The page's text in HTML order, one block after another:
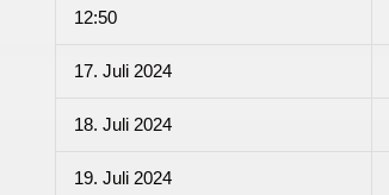
12:50
17. Juli 2024
18. Juli 2024
19. Juli 2024